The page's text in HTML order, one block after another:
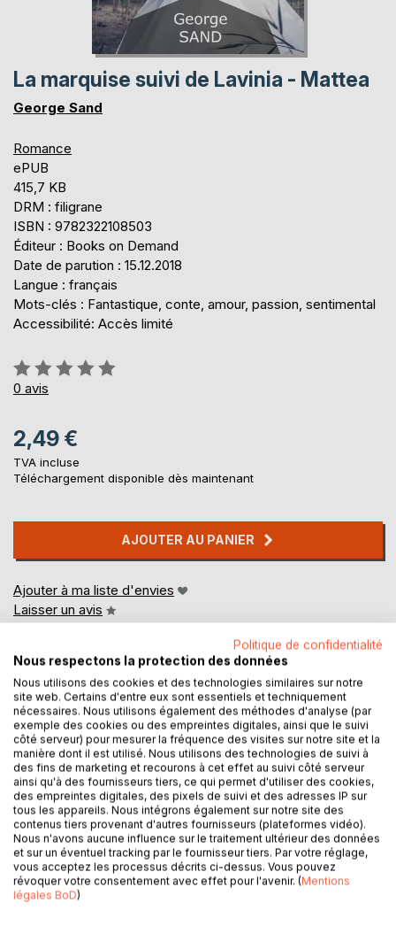
La marquise suivi de Lavinia - Mattea
George Sand
Romance
ePUB
415,7 KB
DRM : filigrane
ISBN : 9782322108503
Éditeur : Books on Demand
Date de parution : 15.12.2018
Langue : français
Mots-clés : Fantastique, conte, amour, passion, sentimental
Accessibilité: Accès limité
Évaluation:
0%
0 avis
2,49 €
TVA incluse
Téléchargement disponible dès maintenant
AJOUTER AU PANIER
Ajouter à ma liste d'envies
Laisser un avis
DESCRIPTION
En sortant du couvent à seize ans, la Marquise fut
contrainte d'épouser un aristocrate de cinquante ans, froid
et méprisant, qui la dégoûta du contact des hommes. Elle
fut bientôt veuve et abandonnée dans une société
aristocratique dissolue du 18e siècle, qui voulut la
corrompre. Elle resta pourtant chaste, non par goût, mais
par dégoût des hommes.
Politique de confidentialité
Nous respectons la protection des données
Nous utilisons des cookies et des technologies similaires sur notre
site web. Certains d'entre eux sont essentiels et techniquement
nécessaires. Nous utilisons également des méthodes d'analyse (par
exemple des cookies ou des empreintes digitales, ainsi que le suivi
côté serveur) pour mesurer la fréquence des visites sur notre site et la
manière dont il est utilisé. Nous utilisons des technologies de suivi à
des fins de marketing et recourons à cet effet au suivi côté serveur
ainsi qu'à des fournisseurs tiers, ce qui permet d'utiliser des cookies,
des empreintes digitales, des pixels de suivi et des adresses IP sur
tous les appareils. Nous intégrons également sur notre site des
contenus tiers provenant d'autres fournisseurs (plateformes vidéo).
Nous n'avons aucune influence sur le traitement ultérieur des données
et sur un éventuel tracking par le fournisseur tiers. Par votre réglage,
vous acceptez les processus décrits ci-dessus. Vous pouvez
révoquer votre consentement avec effet pour l'avenir. (Mentions
légales BoD)